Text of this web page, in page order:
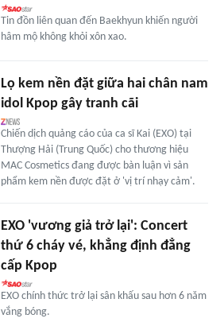
Tin đồn liên quan đến Baekhyun khiến người
hâm mộ không khỏi xôn xao.
Lọ kem nền đặt giữa hai chân nam
idol Kpop gây tranh cãi
Chiến dịch quảng cáo của ca sĩ Kai (EXO) tại
Thượng Hải (Trung Quốc) cho thương hiệu
MAC Cosmetics đang được bàn luận vì sản
phẩm kem nền được đặt ở 'vị trí nhạy cảm'.
EXO 'vương giả trở lại': Concert
thứ 6 cháy vé, khẳng định đẳng
cấp Kpop
EXO chính thức trở lại sân khấu sau hơn 6 năm
vắng bóng.